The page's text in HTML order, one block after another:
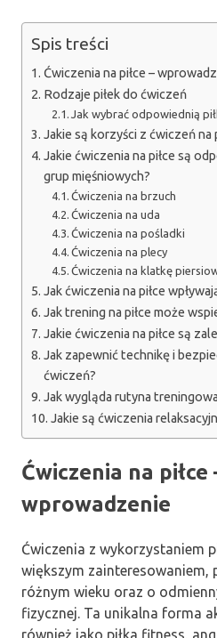
Spis treści
Ćwiczenia na piłce –
Rodzaje piłek do ćwiczeń
Jak wybrać odpowiednią
Jakie są korzyści z ćwiczeń na
Jakie ćwiczenia na piłce są
grup mięśniowych?
Ćwiczenia na brzuch
Ćwiczenia na uda
Ćwiczenia na pośladki
Ćwiczenia na plecy
Ćwiczenia na klatkę
Jak ćwiczenia na piłce
Jak trening na piłce może
Jakie ćwiczenia na piłce są
Jak zapewnić technikę i
ćwiczeń?
Jak wygląda rutyna
Jakie są ćwiczenia
Ćwiczenia na piłce
wprowadzenie
Ćwiczenia z wykorzystaniem
większym zainteresowaniem,
różnym wieku oraz o
fizycznej. Ta unikalna forma
również jako piłka fitness,